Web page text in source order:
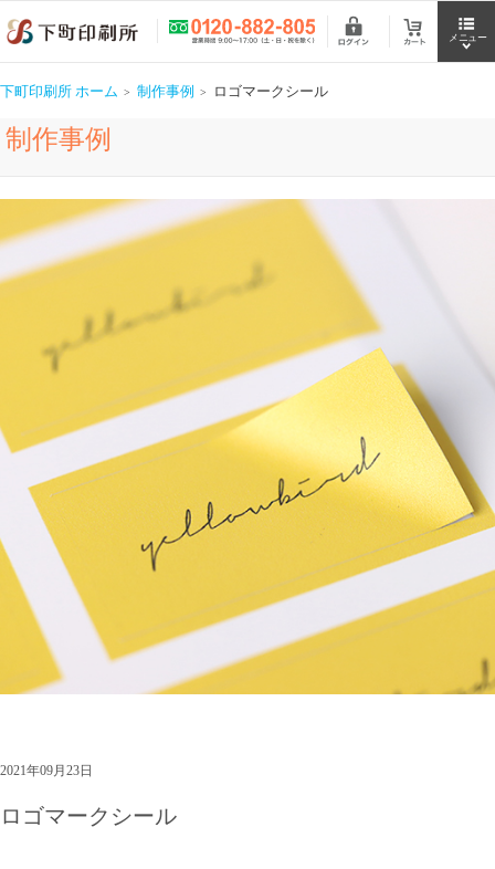
下町印刷所 ホーム 制作事例 ロゴマークシール
制作事例
2021年09月23日
ロゴマークシール